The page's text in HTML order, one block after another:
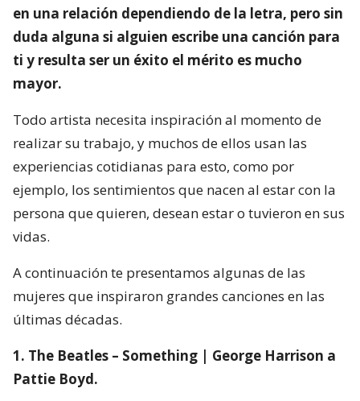
en una relación dependiendo de la letra, pero sin
duda alguna si alguien escribe una canción para
ti y resulta ser un éxito el mérito es mucho
mayor.
Todo artista necesita inspiración al momento de
realizar su trabajo, y muchos de ellos usan las
experiencias cotidianas para esto, como por
ejemplo, los sentimientos que nacen al estar con la
persona que quieren, desean estar o tuvieron en sus
vidas.
A continuación te presentamos algunas de las
mujeres que inspiraron grandes canciones en las
últimas décadas.
1. The Beatles – Something | George Harrison a
Pattie Boyd.